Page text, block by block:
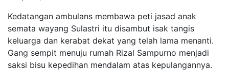
Kedatangan ambulans membawa peti jasad anak
semata wayang Sulastri itu disambut isak tangis
keluarga dan kerabat dekat yang telah lama menanti.
Gang sempit menuju rumah Rizal Sampurno menjadi
saksi bisu kepedihan mendalam atas kepulangannya.